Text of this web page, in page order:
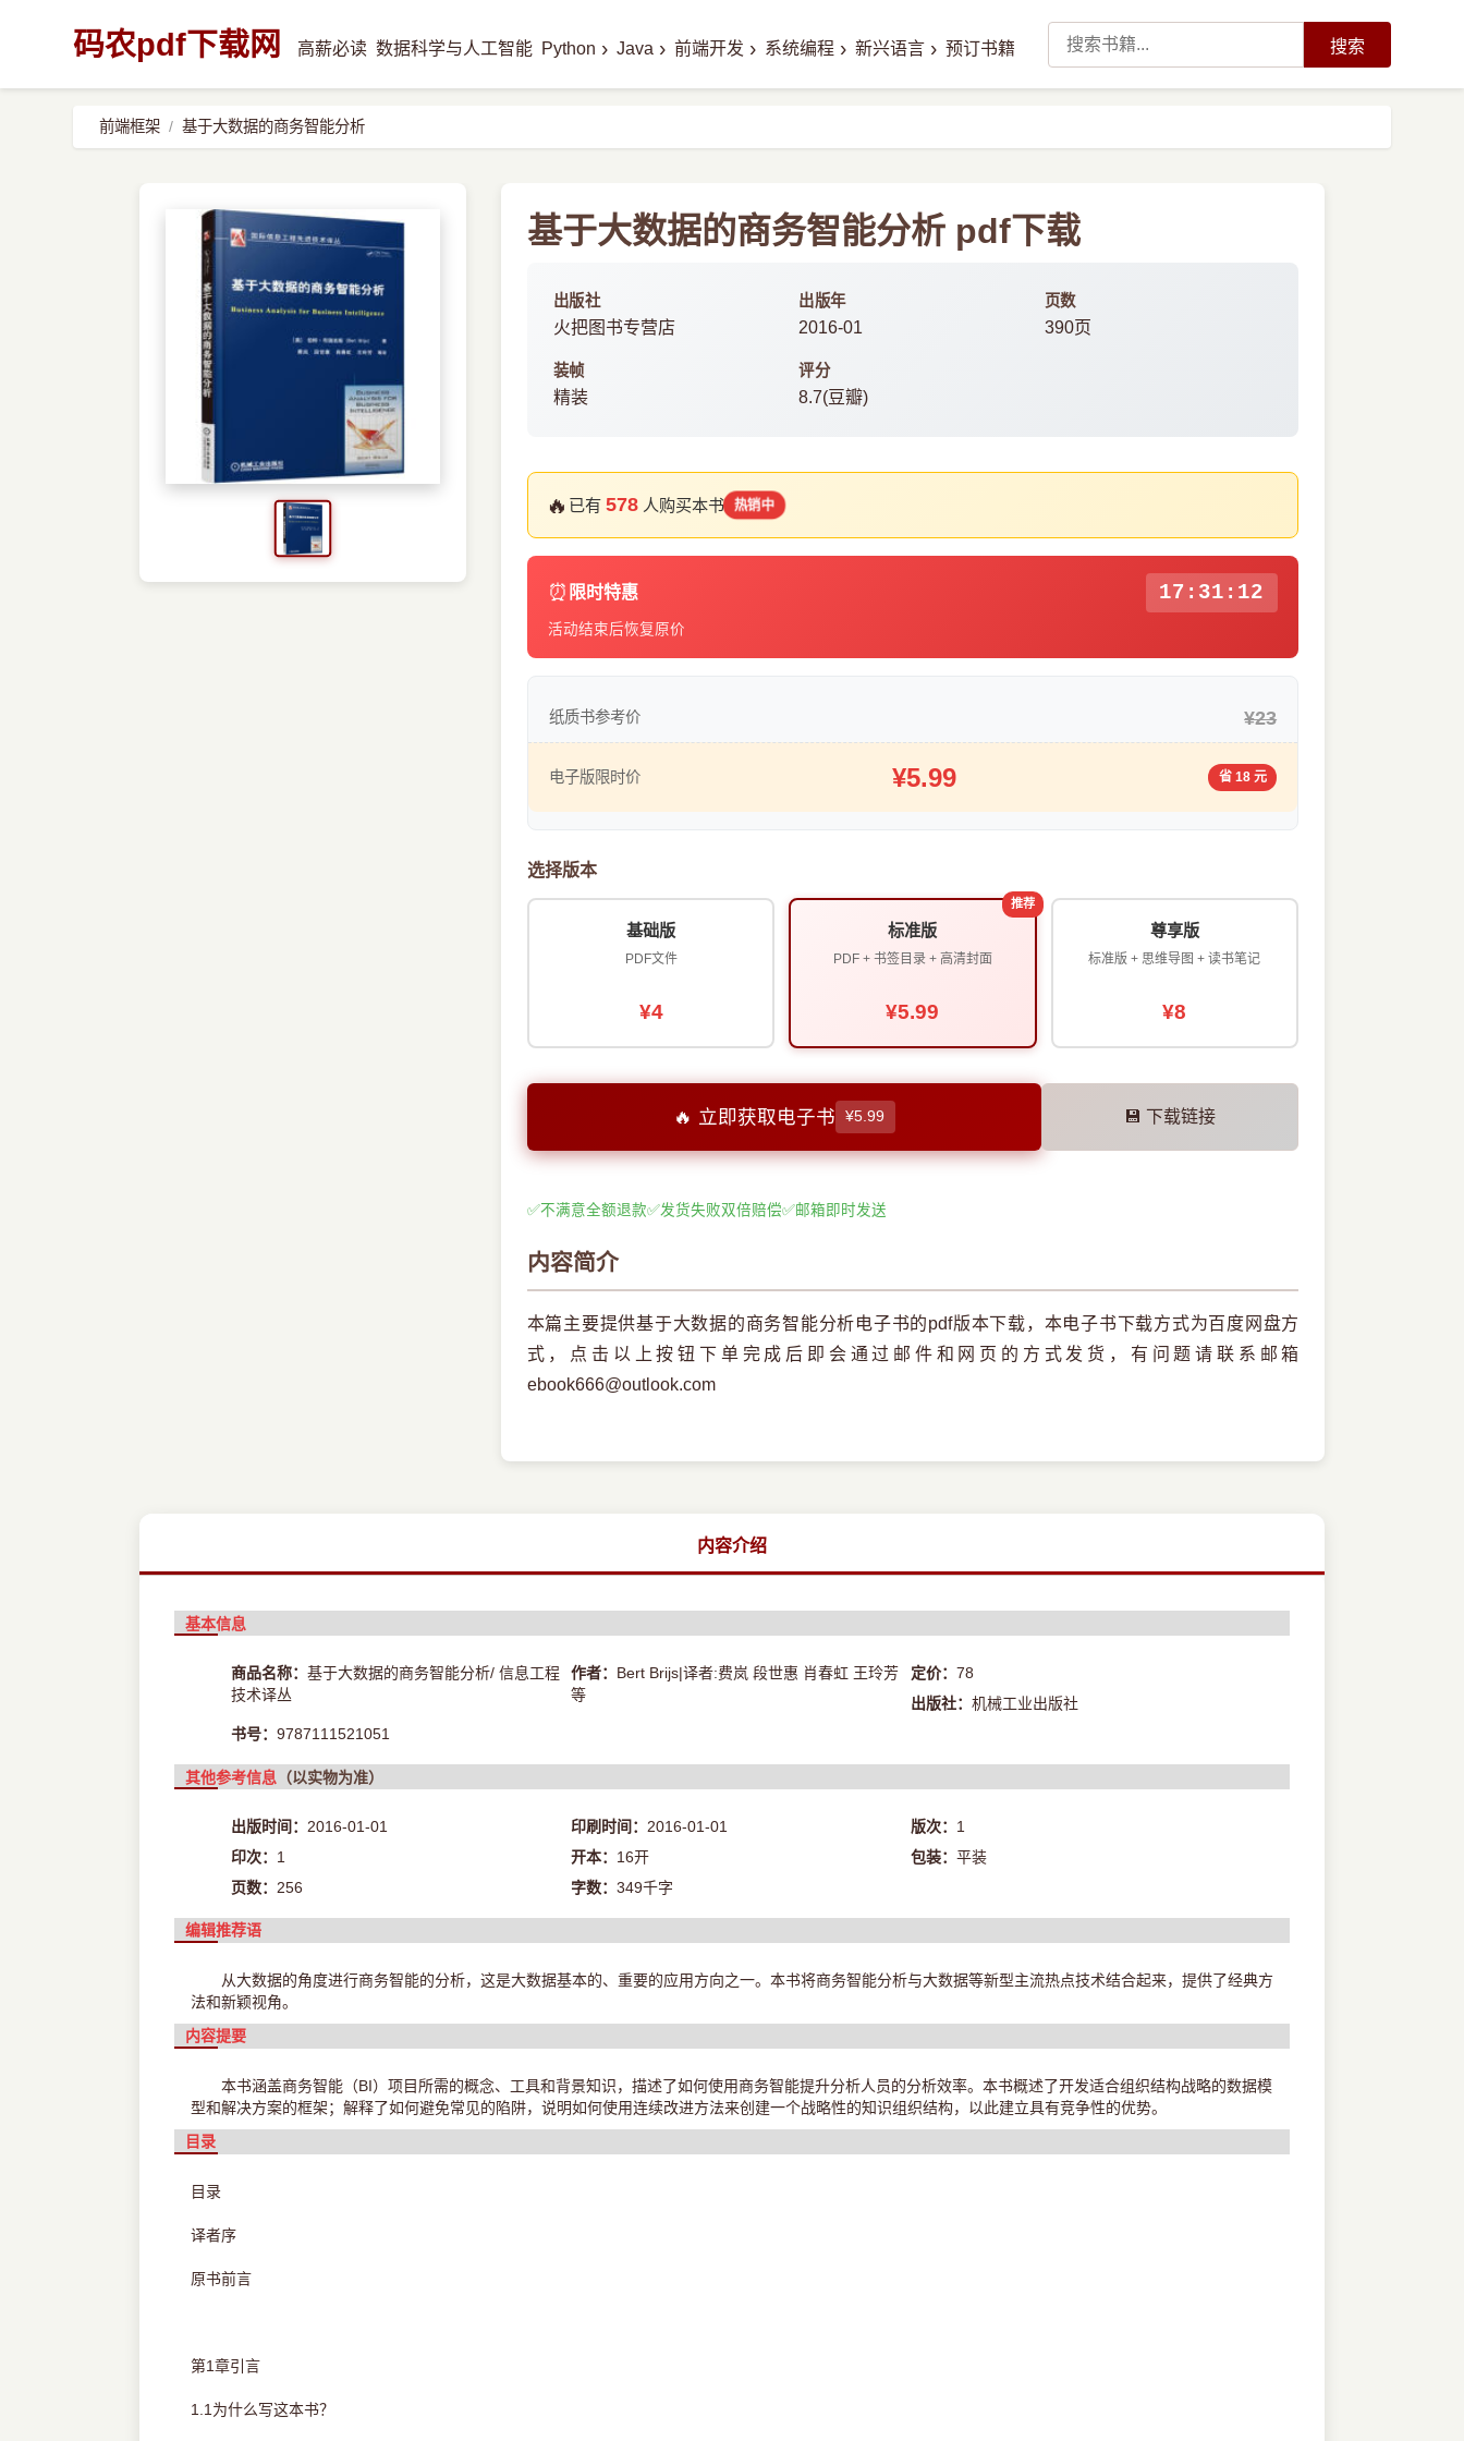
码农pdf下载网 高薪必读 数据科学与人工智能 Python › Java › 前端开发 › 系统编程 › 新兴语言 › 预订书籍 搜索
前端框架 基于大数据的商务智能分析
基于大数据的商务智能分析 pdf下载
出版社
火把图书专营店
出版年
2016-01
页数
390页
装帧
精装
评分
8.7(豆瓣)
🔥 已有 578人购买本书 热销中
⏰ 限时特惠 17:31:11
活动结束后恢复原价
纸质书参考价 ¥23
电子版限时价 ¥5.99 省 18 元
选择版本
基础版
PDF文件
¥4
推荐
标准版
PDF + 书签目录 + 高清封面
¥5.99
尊享版
标准版 + 思维导图 + 读书笔记
¥8
🔥 立即获取电子书 ¥5.99 💾 下载链接
✅不满意全额退款✅发货失败双倍赔偿✅邮箱即时发送
内容简介
本篇主要提供基于大数据的商务智能分析电子书的pdf版本下载，本电子书下载方式为百度网盘方
式，点击以上按钮下单完成后即会通过邮件和网页的方式发货，有问题请联系邮箱
ebook666@outlook.com
内容介绍
基本信息
商品名称： 基于大数据的商务智能分析/ 信息工程
技术译丛
作者： Bert Brijs|译者:费岚 段世惠 肖春虹 王玲芳
等
定价： 78
出版社： 机械工业出版社
书号： 9787111521051
其他参考信息（以实物为准）
出版时间： 2016-01-01 印刷时间： 2016-01-01 版次： 1
印次： 1 开本： 16开 包装： 平装
页数： 256 字数： 349千字
编辑推荐语
从大数据的角度进行商务智能的分析，这是大数据基本的、重要的应用方向之一。本书将商务智能分析与大数据等新型主流热点技术结合起来，提供了经典方
法和新颖视角。
内容提要
本书涵盖商务智能（BI）项目所需的概念、工具和背景知识，描述了如何使用商务智能提升分析人员的分析效率。本书概述了开发适合组织结构战略的数据模
型和解决方案的框架；解释了如何避免常见的陷阱，说明如何使用连续改进方法来创建一个战略性的知识组织结构，以此建立具有竞争性的优势。
目录
目录
译者序
原书前言
第1章引言
1.1为什么写这本书？